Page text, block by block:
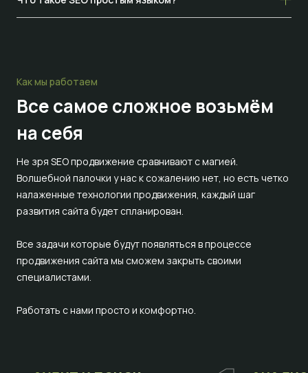
Как мы работаем
Все самое сложное возьмём
на себя
Не зря SEO продвижение сравнивают с магией.
Волшебной палочки у нас к сожалению нет, но есть четко
налаженные технологии продвижения, каждый шаг
развития сайта будет спланирован.
Все задачи которые будут появляться в процессе
продвижения сайта мы сможем закрыть своими
специалистами.
Работать с нами просто и комфортно.